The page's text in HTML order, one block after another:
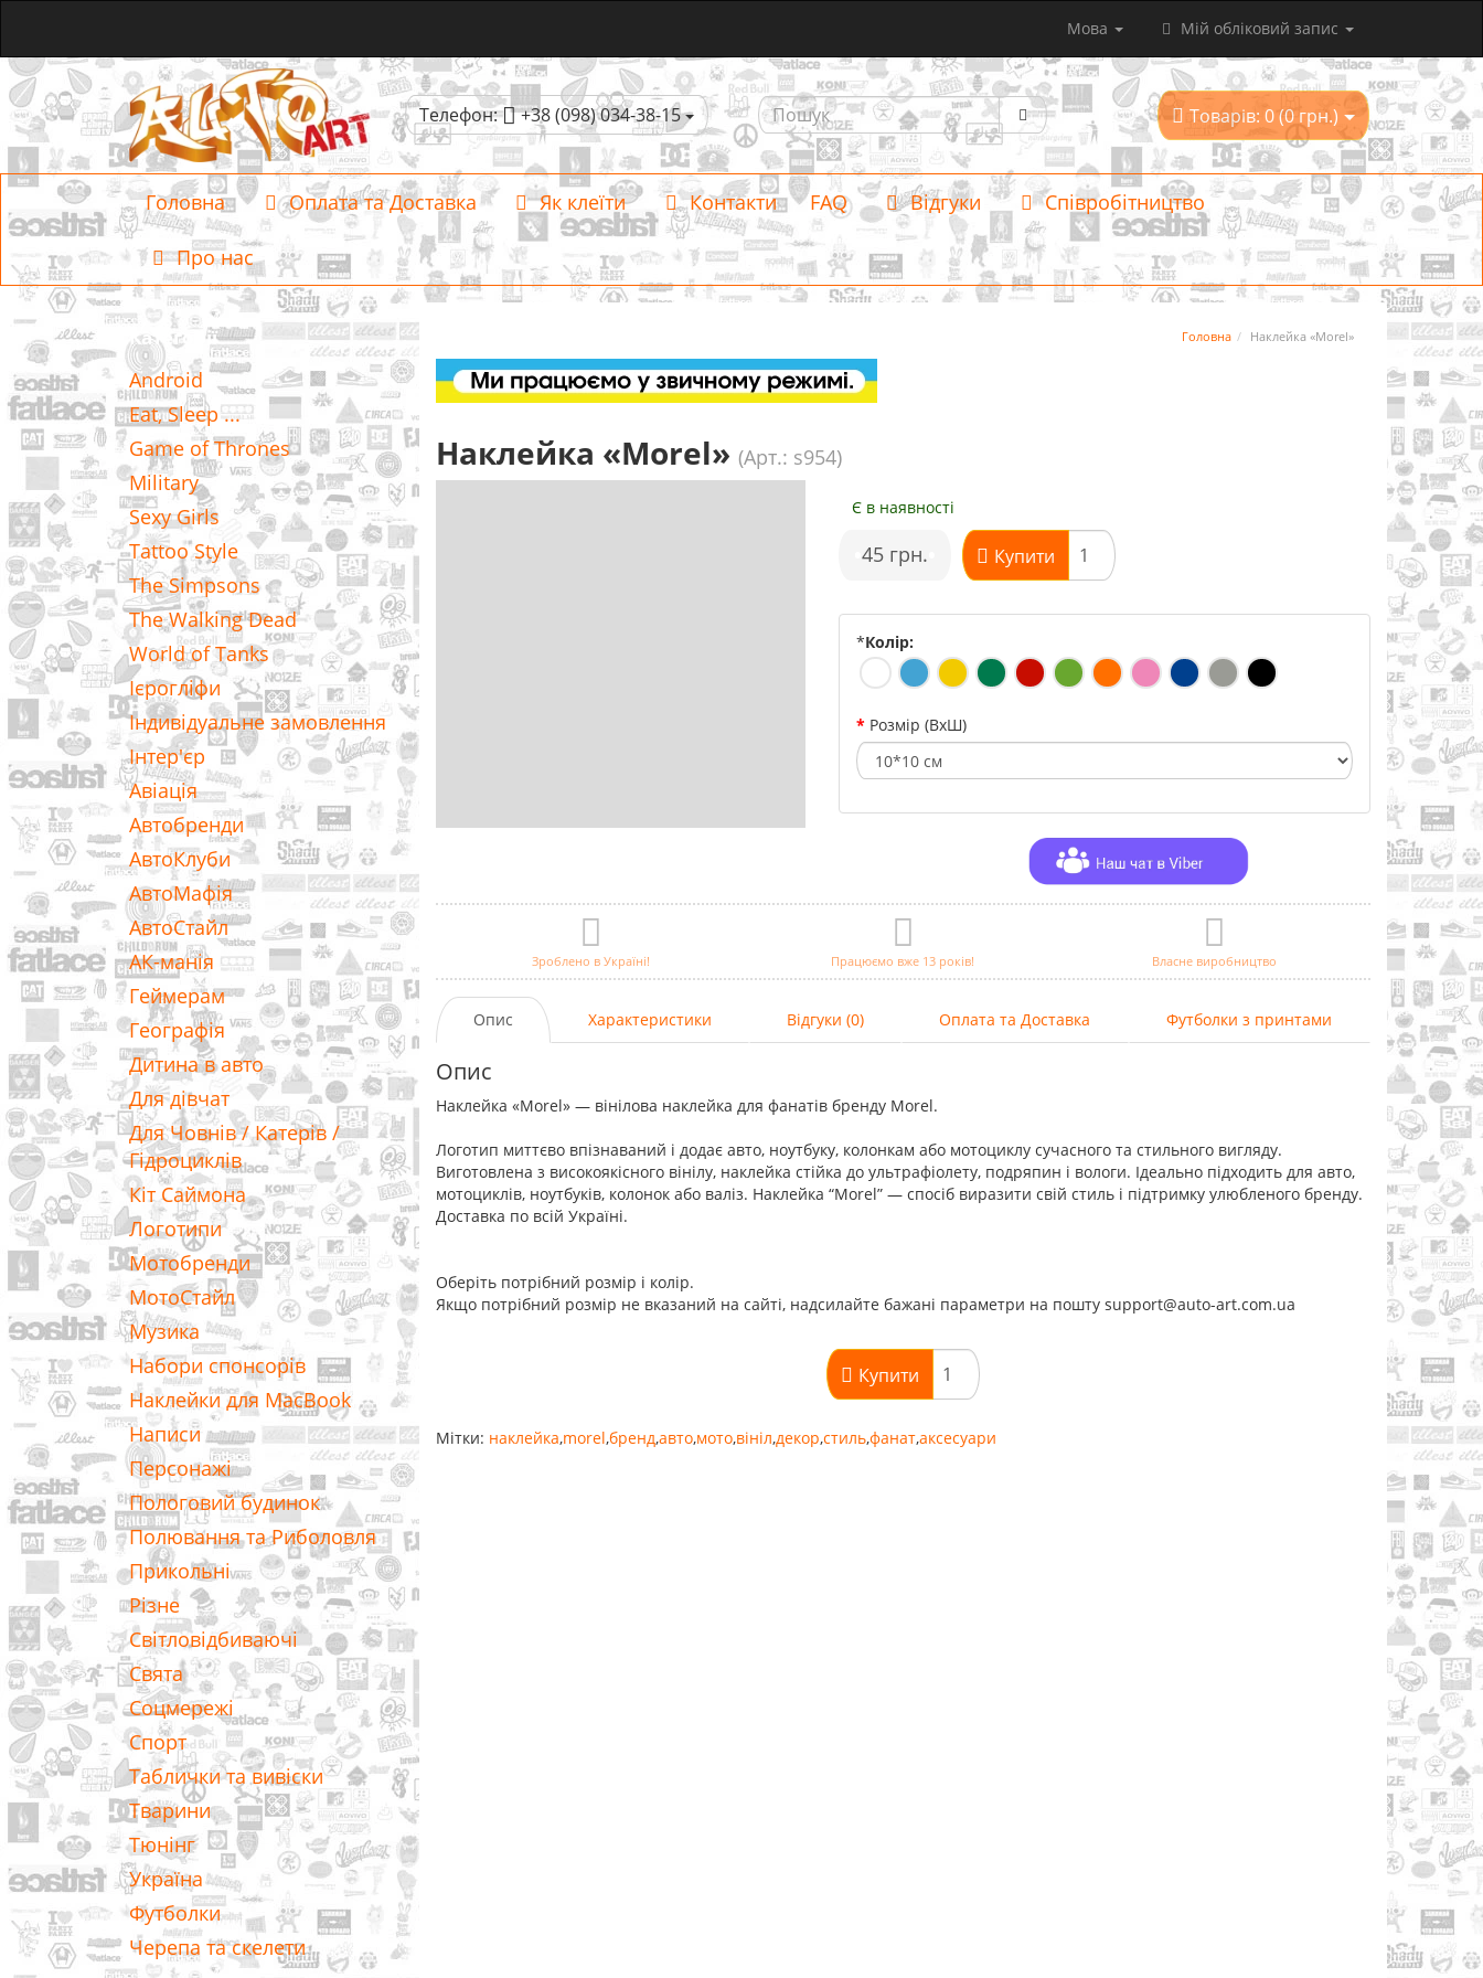
Мова Мій обліковий запис
Телефон: +38 (098) 034-38-15 Товарів: 0 (0 грн.)
Головна Оплата та Доставка Як клеїти Контакти FAQ Відгуки Співробітництво
Про нас
Категорії
Android
Eat, Sleep ...
Game of Thrones
Military
Sexy Girls
Tattoo Style
The Simpsons
The Walking Dead
World of Tanks
Ієрогліфи
Індивідуальне замовлення
Інтер'єр
Авіація
Автобренди
АвтоКлуби
АвтоМафія
АвтоСтайл
АК-манія
Геймерам
Географія
Дитина в авто
Для дівчат
Для Човнів / Катерів /
Гідроциклів
Кіт Саймона
Логотипи
Мотобренди
МотоСтайл
Музика
Набори спонсорів
Наклейки для MacBook
Написи
Персонажі
Пологовий будинок
Полювання та Риболовля
Прикольні
Різне
Світловідбиваючі
Свята
Соцмережі
Спорт
Таблички та вивіски
Тварини
Тюнінг
Україна
Футболки
Черепа та скелети
Головна Наклейка «Morel»
Наклейка «Morel» (Арт.: s954)
Є в наявності
•45 грн. Купити
*Колір:
Розмір (ВхШ)
Зроблено в Україні! Працюємо вже 13 років! Власне виробництво
Опис Характеристики Відгуки (0) Оплата та Доставка Футболки з принтами
Опис
Наклейка «Morel» — вінілова наклейка для фанатів бренду Morel.
Логотип миттєво впізнаваний і додає авто, ноутбуку, колонкам або мотоциклу сучасного та стильного вигляду.
Виготовлена з високоякісного вінілу, наклейка стійка до ультрафіолету, подряпин і вологи. Ідеально підходить для авто,
мотоциклів, ноутбуків, колонок або валіз. Наклейка “Morel” — спосіб виразити свій стиль і підтримку улюбленого бренду.
Доставка по всій Україні.
Оберіть потрібний розмір і колір.
Якщо потрібний розмір не вказаний на сайті, надсилайте бажані параметри на пошту support@auto-art.com.ua
Купити
Мітки: наклейка,morel,бренд,авто,мото,вініл,декор,стиль,фанат,аксесуари